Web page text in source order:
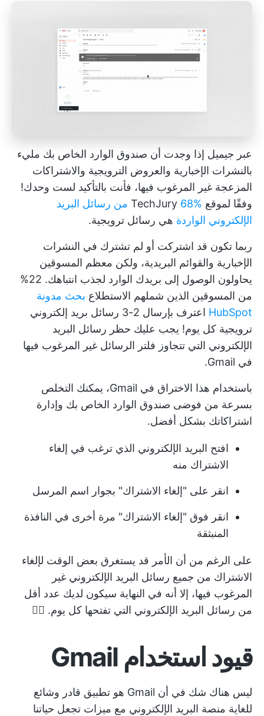
عبر جيميل إذا وجدت أن صندوق الوارد الخاص بك مليء
بالنشرات الإخبارية والعروض الترويجية والاشتراكات
المزعجة غير المرغوب فيها، فأنت بالتأكيد لست وحدك!
وفقًا لموقع TechJury
68% من رسائل البريد
الإلكتروني الواردة هي رسائل ترويجية.
ربما تكون قد اشتركت أو لم تشترك في النشرات
الإخبارية والقوائم البريدية، ولكن معظم المسوقين
يحاولون الوصول إلى بريدك الوارد لجذب انتباهك. 22%
من المسوقين الذين شملهم الاستطلاع بحث مدونة
HubSpot
اعترف بإرسال 2-3 رسائل بريد إلكتروني
ترويجية كل يوم! يجب عليك حظر رسائل البريد
الإلكتروني التي تتجاوز فلتر الرسائل غير المرغوب فيها
في Gmail.
باستخدام هذا الاختراق في Gmail، يمكنك التخلص
بسرعة من فوضى صندوق الوارد الخاص بك وإدارة
اشتراكاتك بشكل أفضل.
افتح البريد الإلكتروني الذي ترغب في إلغاء
الاشتراك منه
انقر على "إلغاء الاشتراك" بجوار اسم المرسل
انقر فوق "إلغاء الاشتراك" مرة أخرى في النافذة
المنبثقة
على الرغم من أن الأمر قد يستغرق بعض الوقت لإلغاء
الاشتراك من جميع رسائل البريد الإلكتروني غير
المرغوب فيها، إلا أنه في النهاية سيكون لديك عدد أقل
من رسائل البريد الإلكتروني التي تفتحها كل يوم. 👍🏼
قيود استخدام Gmail
ليس هناك شك في أن Gmail هو تطبيق قادر وشائع
للغاية منصة البريد الإلكتروني مع ميزات تجعل حياتنا